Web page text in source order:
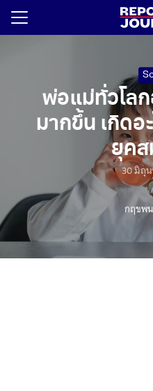
Skip
พ่อแม่ทั่วโล
มากขึ้น เกิดอ
ยุคส
30 มิถุ
กฤชพ